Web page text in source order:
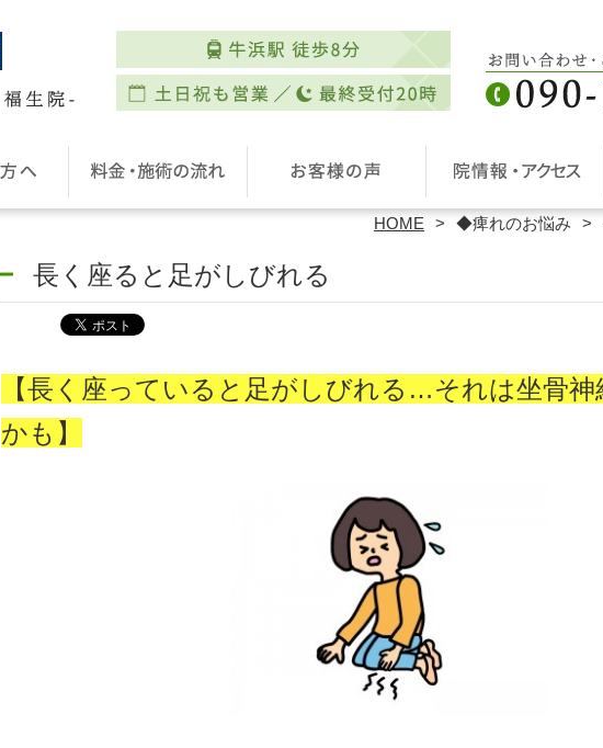
HOME ◆痺れのお悩み
長く座ると足がしびれる
【長く座っていると足がしびれる…それは坐骨神
かも】